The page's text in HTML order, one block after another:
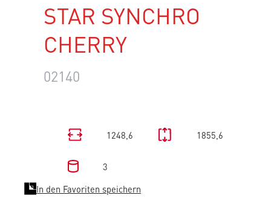
STAR SYNCHRO
CHERRY
02140
1248,6 1855,6
3
In den Favoriten speichern